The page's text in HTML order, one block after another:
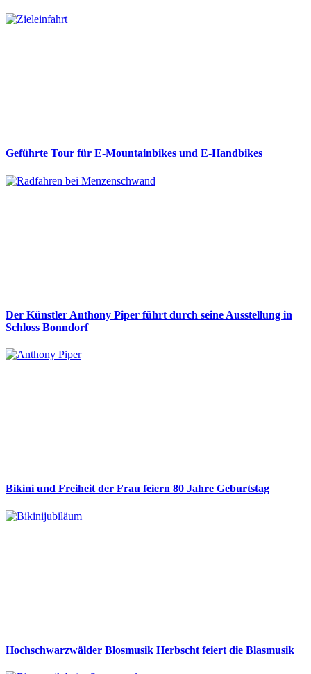
Geführte Tour für E-Mountainbikes und E-Handbikes
Der Künstler Anthony Piper führt durch seine Ausstellung in
Schloss Bonndorf
Bikini und Freiheit der Frau feiern 80 Jahre Geburtstag
Hochschwarzwälder Blosmusik Herbscht feiert die Blasmusik